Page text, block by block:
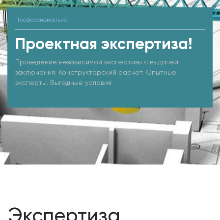
Профессионально
Проектная экспертиза!
Проведение независимой экспертизы с выдачей
заключения. Конструкторский расчет. Опытные
эксперты. Выгодные условия.
Экспертиза